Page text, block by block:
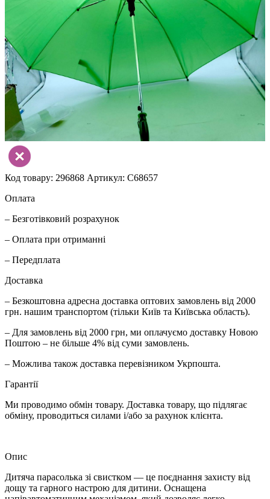
Код товару: 296868 Артикул: C68657
Оплата
– Безготівковий розрахунок
– Оплата при отриманні
– Передплата
Доставка
– Безкоштовна адресна доставка оптових замовлень від 2000
грн. нашим транспортом (тільки Київ та Київська область).
– Для замовлень від 2000 грн, ми оплачуємо доставку Новою
Поштою – не більше 4% від суми замовлень.
– Можлива також доставка перевізником Укрпошта.
Гарантії
Ми проводимо обмін товару. Доставка товару, що підлягає
обміну, проводиться силами і/або за рахунок клієнта.
Опис
Дитяча парасолька зі свистком — це поєднання захисту від
дощу та гарного настрою для дитини. Оснащена